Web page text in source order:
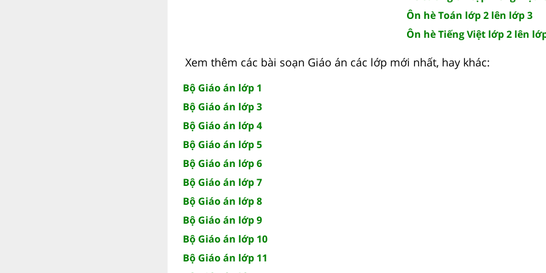
Ôn hè Toán lớp 2 lên lớp 3
Ôn hè Tiếng Việt lớp 2 lên
Xem thêm các bài soạn Giáo án các lớp mới nhất, hay khác:
Bộ Giáo án lớp 1
Bộ Giáo án lớp 3
Bộ Giáo án lớp 4
Bộ Giáo án lớp 5
Bộ Giáo án lớp 6
Bộ Giáo án lớp 7
Bộ Giáo án lớp 8
Bộ Giáo án lớp 9
Bộ Giáo án lớp 10
Bộ Giáo án lớp 11